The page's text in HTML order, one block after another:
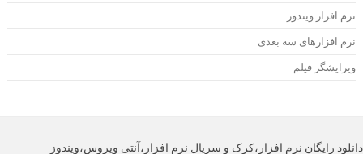
افزار ویندوز
افزارهای سه بعدی
فیلم
رایگان نرم افزار،کرک و سریال نرم افزار،آنتی ویروس،ویندوز